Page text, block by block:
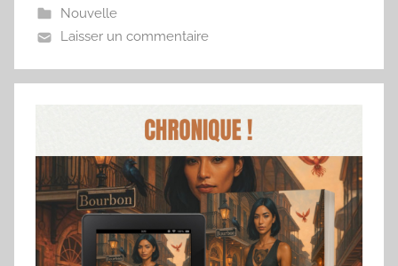
Nouvelle
Laisser un commentaire